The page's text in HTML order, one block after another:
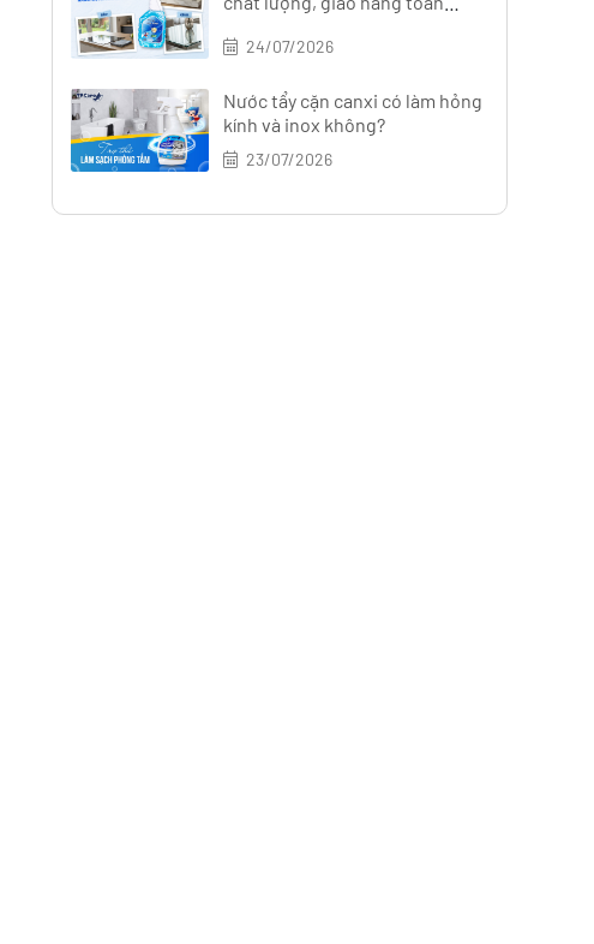
24/07/2026
Nước tẩy cặn canxi có làm hỏng
kính và inox không?
23/07/2026